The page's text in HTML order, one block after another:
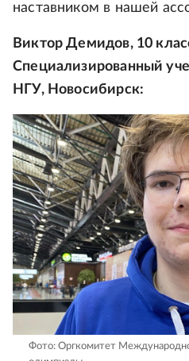
наставником в нашей
Виктор Демидов, 10
Специализированный
НГУ, Новосибирск:
Фото: Оргкомитет